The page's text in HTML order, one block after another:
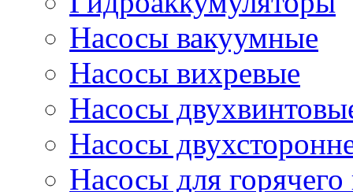
Насосы вакуумные
Насосы вихревые
Насосы
Насосы
Насосы для